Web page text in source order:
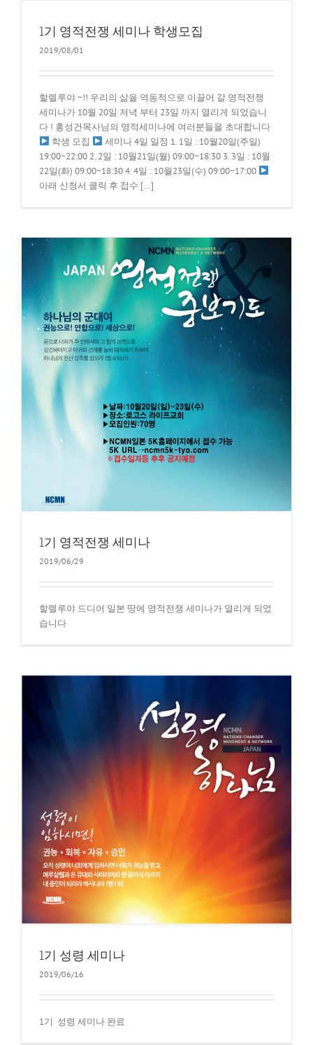
1기 영적전쟁 세미나 학생모집
2019/08/01
할렐루야 ~!! 우리의 삶을 역동적으로 이끌어 갈 영적전쟁
세미나가 10월 20일 저녁 부터 23일 까지 열리게 되었습니
다 ! 홍성건목사님의 영적세미나에 여러분들을 초대합니다
학생 모집
세미나 4일 일정 1. 1일 : 10월20일(주일)
19:00~22:00 2. 2일 : 10월21일(월) 09:00~18:30 3. 3일 : 10월
22일(화) 09:00~18:30 4. 4일 : 10월23일(수) 09:00~17:00
아래 신청서 클릭 후 접수 [...]
1기 영적전쟁 세미나
2019/06/29
할렐루야 드디어 일본 땅에 영적전쟁 세미나가 열리게 되었
습니다
1기 성령 세미나
2019/06/16
1기 성령 세미나 완료